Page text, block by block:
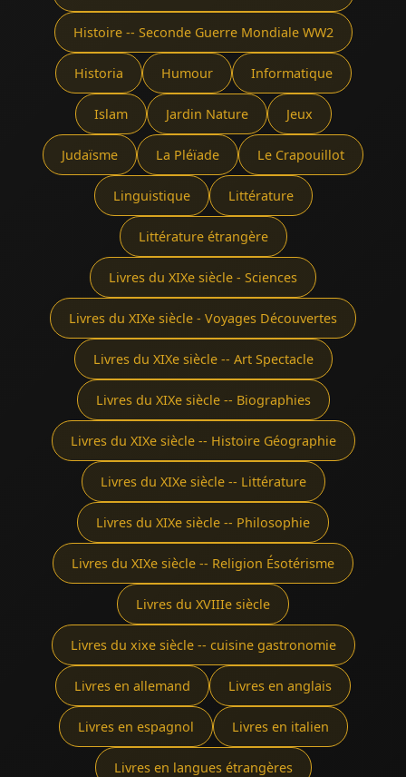
Histoire -- Seconde Guerre Mondiale WW2
Historia Humour Informatique
Islam Jardin Nature Jeux
Judaïsme La Pléïade Le Crapouillot
Linguistique Littérature
Littérature étrangère
Livres du XIXe siècle - Sciences
Livres du XIXe siècle - Voyages Découvertes
Livres du XIXe siècle -- Art Spectacle
Livres du XIXe siècle -- Biographies
Livres du XIXe siècle -- Histoire Géographie
Livres du XIXe siècle -- Littérature
Livres du XIXe siècle -- Philosophie
Livres du XIXe siècle -- Religion Ésotérisme
Livres du XVIIIe siècle
Livres du xixe siècle -- cuisine gastronomie
Livres en allemand Livres en anglais
Livres en espagnol Livres en italien
Livres en langues étrangères